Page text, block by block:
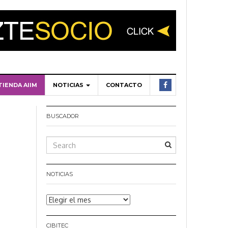
AIIM NOTICIAS CONTACTO
BUSCADOR
NOTICIAS
Noticias
CIBITEC